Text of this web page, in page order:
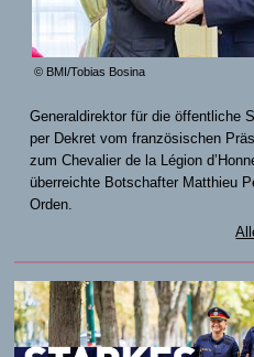
© BMI/Tobias Bosina
Generaldirektor für die öffentliche
per Dekret vom französischen
zum Chevalier de la Légion
überreichte Botschafter Matthieu
Orden.